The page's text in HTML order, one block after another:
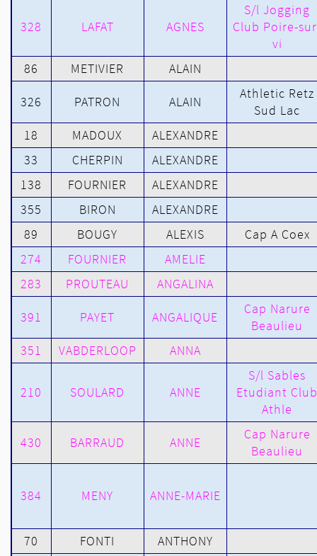
328 LAFAT AGNES
S/l Jogging
Club Poire-
vi
86
METIVIER ALAIN
326 PATRON ALAIN
Athletic Retz
Sud Lac
18
MADOUX
ALEXANDRE
33
CHERPIN
ALEXANDRE
138
FOURNIER
ALEXANDRE
355
BIRON
ALEXANDRE
89
BOUGY ALEXIS
Cap A Coex
274
FOURNIER
AMELIE
283
PROUTEAU ANGALINA
391 PAYET ANGALIQUE
Cap Narure
Beaulieu
351
VABDERLOOP ANNA
210 SOULARD ANNE
S/l Sables
Etudiant Club
Athle
430 BARRAUD ANNE
Cap Narure
Beaulieu
384 MENY ANNE-MARIE
70 FONTI
ANTHONY